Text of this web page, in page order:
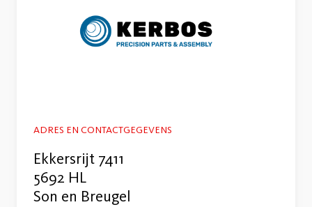
ADRES EN CONTACTGEGEVENS
Ekkersrijt 7411
5692 HL
Son en Breugel